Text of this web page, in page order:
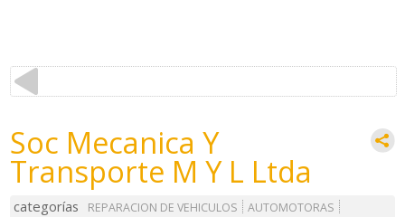
Soc Mecanica Y
Transporte M Y L Ltda
categorías REPARACION DE VEHICULOS
AUTOMOTORAS